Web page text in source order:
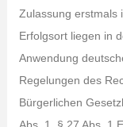
Zulassung erstmals
Erfolgsort liegen in
Anwendung
Regelungen des
Bürgerlichen